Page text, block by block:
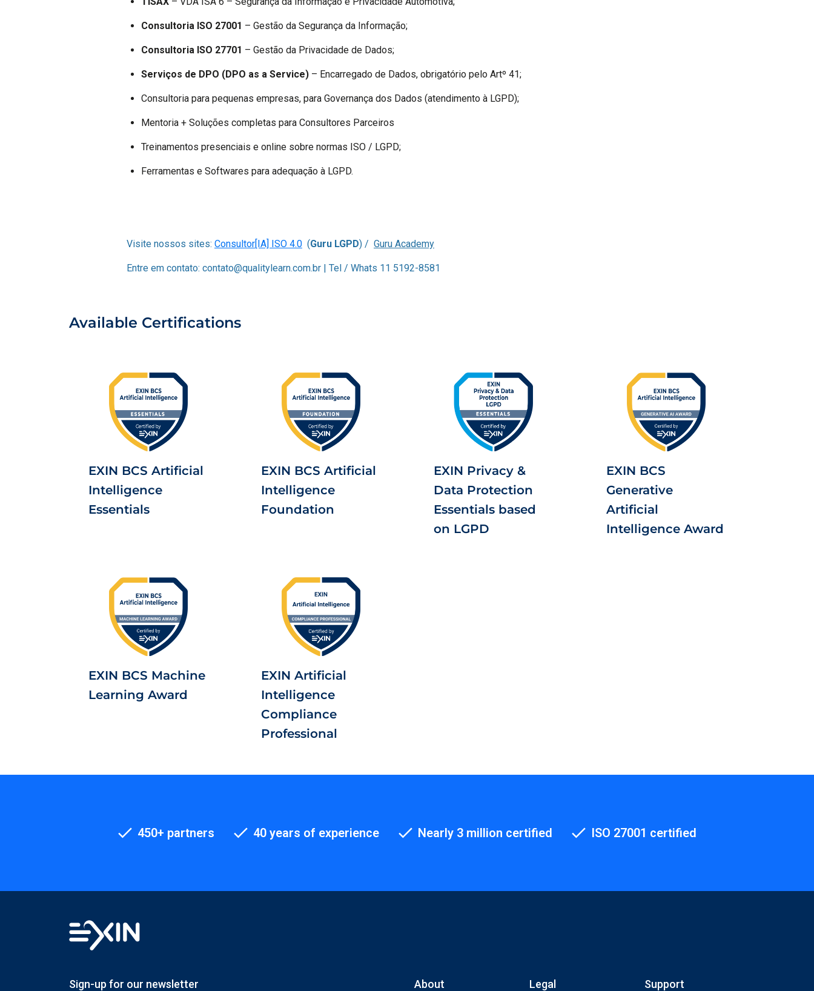
Consultoria ISO 27001 – Gestão da Segurança da Informação;
Consultoria ISO 27701 – Gestão da Privacidade de Dados;
Serviços de DPO (DPO as a Service) – Encarregado de Dados, obrigatório pelo Artº 41;
Consultoria para pequenas empresas, para Governança dos Dados (atendimento à LGPD);
Mentoria + Soluções completas para Consultores Parceiros
Treinamentos presenciais e online sobre normas ISO / LGPD;
Ferramentas e Softwares para adequação à LGPD.
Visite nossos sites: Consultor[IA] ISO 4.0 (Guru LGPD) / Guru Academy
Entre em contato: contato@qualitylearn.com.br | Tel / Whats 11 5192-8581
Available Certifications
EXIN BCS Artificial
Intelligence
Essentials
EXIN BCS Artificial
Intelligence
Foundation
EXIN Privacy &
Data Protection
Essentials based
on LGPD
EXIN BCS
Generative
Artificial
Intelligence Award
EXIN BCS Machine
Learning Award
EXIN Artificial
Intelligence
Compliance
Professional
450+ partners 40 years of experience Nearly 3 million certified ISO 27001 certified
Sign-up for our newsletter About Legal Support